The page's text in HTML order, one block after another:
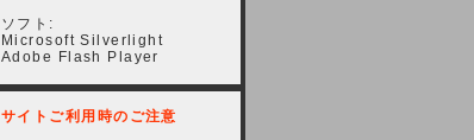
ソフト:
Microsoft Silverlight
Adobe Flash Player
サイトご利用時のご注意